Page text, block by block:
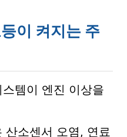
이 켜지는 주
스템이 엔진 이상을
산소센서 오염, 연료